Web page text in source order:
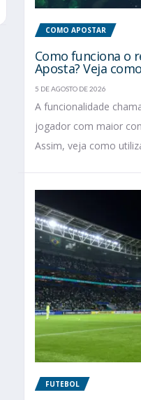
COMO APOSTAR
Como funciona o
Aposta? Veja
5 DE AGOSTO DE 2026
A funcionalidade
jogador com maior
Assim, veja como
FUTEBOL